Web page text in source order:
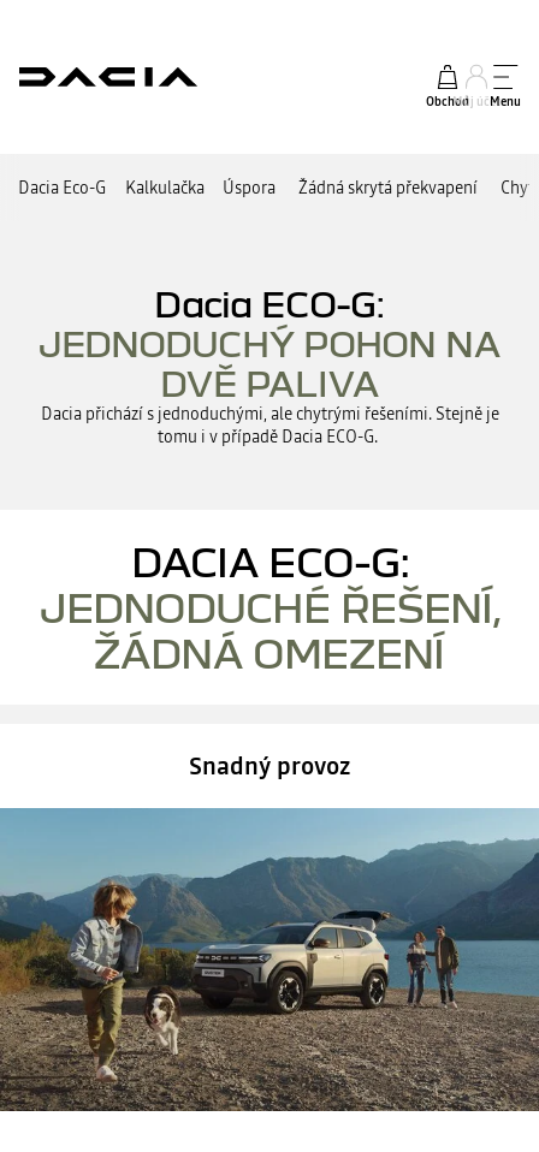
ObchodMůj účetMenu
Dacia Eco-G Kalkulačka Úspora Žádná skrytá překvapení
Dacia ECO-G:
JEDNODUCHÝ POHON NA
DVĚ PALIVA
Dacia přichází s jednoduchými, ale chytrými řešeními. Stejně je
tomu i v případě Dacia ECO-G.
DACIA ECO-G:
JEDNODUCHÉ ŘEŠENÍ,
ŽÁDNÁ OMEZENÍ
Snadný provoz